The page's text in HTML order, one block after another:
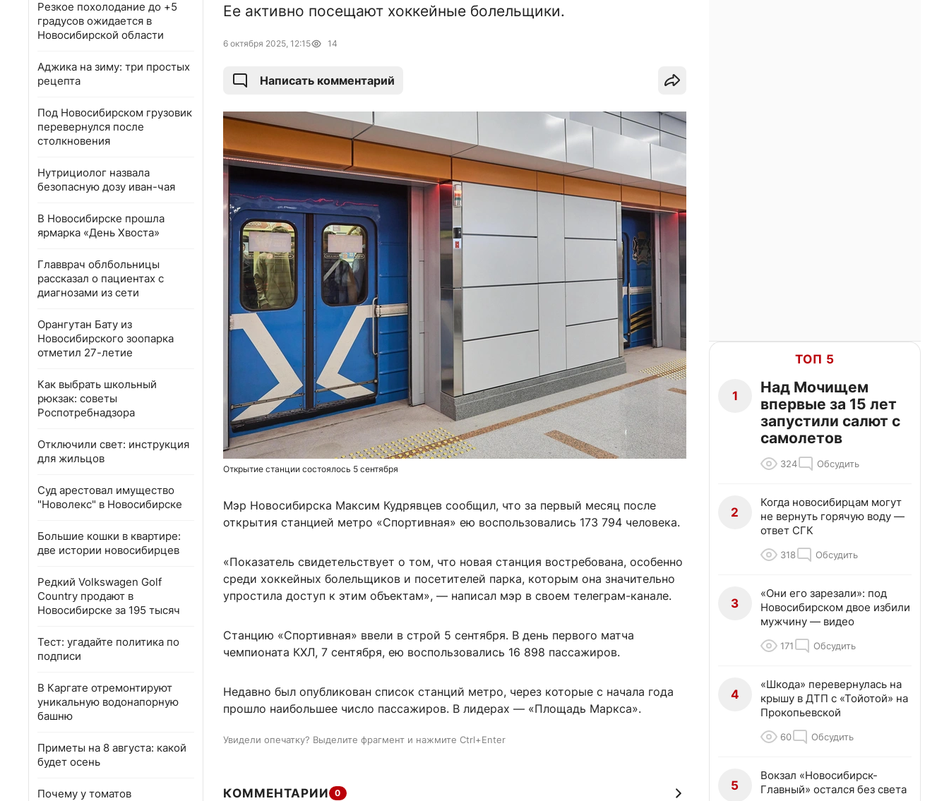
Резкое похолодание до +5
градусов ожидается в
Новосибирской области
Аджика на зиму: три простых
рецепта
Под Новосибирском грузовик
перевернулся после
столкновения
Нутрициолог назвала
безопасную дозу иван-чая
В Новосибирске прошла
ярмарка «День Хвоста»
Главврач облбольницы
рассказал о пациентах с
диагнозами из сети
Орангутан Бату из
Новосибирского зоопарка
отметил 27-летие
Как выбрать школьный
рюкзак: советы
Роспотребнадзора
Отключили свет: инструкция
для жильцов
Суд арестовал имущество
"Новолекс" в Новосибирске
Большие кошки в квартире:
две истории новосибирцев
Редкий Volkswagen Golf
Country продают в
Новосибирске за 195 тысяч
Тест: угадайте политика по
подписи
В Каргате отремонтируют
уникальную водонапорную
башню
Приметы на 8 августа: какой
будет осень
Почему у томатов
Ее активно посещают хоккейные болельщики.
6 октября 2025, 12:15 14
Написать комментарий
Открытие станции состоялось 5 сентября
Мэр Новосибирска Максим Кудрявцев сообщил, что за первый месяц после
открытия станцией метро «Спортивная» ею воспользовались 173 794 человека.
«Показатель свидетельствует о том, что новая станция востребована, особенно
среди хоккейных болельщиков и посетителей парка, которым она значительно
упростила доступ к этим объектам», — написал мэр в своем телеграм-канале.
Станцию «Спортивная» ввели в строй 5 сентября. В день первого матча
чемпионата КХЛ, 7 сентября, ею воспользовались 16 898 пассажиров.
Недавно был опубликован список станций метро, через которые с начала года
прошло наибольшее число пассажиров. В лидерах — «Площадь Маркса».
Увидели опечатку? Выделите фрагмент и нажмите Ctrl+Enter
КОММЕНТАРИИ 0
ТОП 5
1
Над Мочищем
впервые за 15 лет
запустили салют с
самолетов
324 Обсудить
2
Когда новосибирцам могут
не вернуть горячую воду —
ответ СГК
318 Обсудить
3
«Они его зарезали»: под
Новосибирском двое избили
мужчину — видео
171 Обсудить
4
«Шкода» перевернулась на
крышу в ДТП с «Тойотой» на
Прокопьевской
60 Обсудить
5
Вокзал «Новосибирск-
Главный» остался без света